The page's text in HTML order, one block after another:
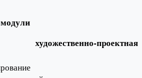
проектная